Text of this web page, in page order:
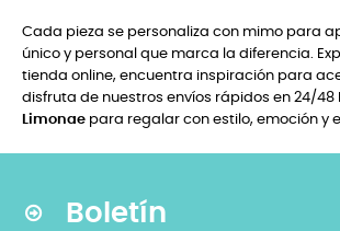
Cada pieza se personaliza con mimo para
único y personal que marca la diferencia.
tienda online, encuentra inspiración para
disfruta de nuestros envíos rápidos en 24/48
Limonae para regalar con estilo, emoción y
Boletín